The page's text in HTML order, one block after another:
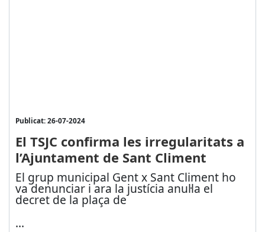
Publicat: 26-07-2024
El TSJC confirma les irregularitats a
l’Ajuntament de Sant Climent
El grup municipal Gent x Sant Climent ho
va denunciar i ara la justícia anul·la el
decret de la plaça de
...